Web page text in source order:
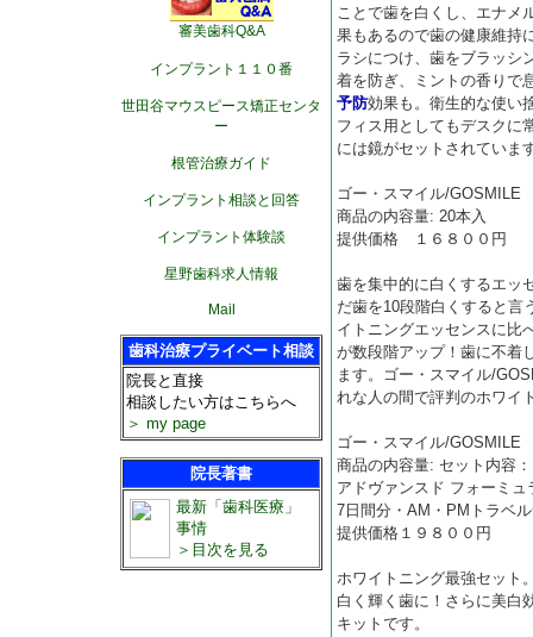
審美歯科Q&A
インプラント１１０番
世田谷マウスピース矯正センタ
ー
根管治療ガイド
インプラント相談と回答
インプラント体験談
星野歯科求人情報
Mail
歯科治療プライベート相談
院長と直接
相談したい方はこちらへ
＞ my page
院長著書
最新「歯科医療」
事情
＞目次を見る
ことで歯を白くし、エナメ
果もあるので歯の健康維持
ラシにつけ、歯をブラッシ
着を防ぎ、ミントの香りで
予防効果も。衛生的な使い
フィス用としてもデスクに
には鏡がセットされていま
ゴー・スマイル/
商品の内容量: 20本入
提供価格 １６８００円
歯を集中的に白くするエッ
だ歯を10段階白くすると言
イトニングエッセンスに比
が数段階アップ！歯に不着
ます。ゴー・スマイル/
れな人の間で評判のホワイ
ゴー・スマイル/
商品の内容量: セット内容：
アドヴァンスド フォーミ
7日間分・AM・PMトラベ
提供価格１９８００円
ホワイトニング最強セット
白く輝く歯に！さらに美白
キットです。